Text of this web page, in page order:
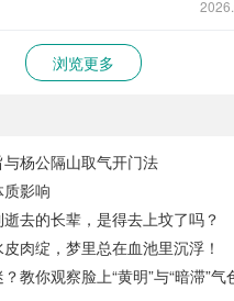
浏览更多
与杨公隔山取气开门法
影响
去的长辈，是得去上坟了吗？
肉绽，梦里总在血池里沉浮！
教你观察脸上“黄明”与“暗滞”气